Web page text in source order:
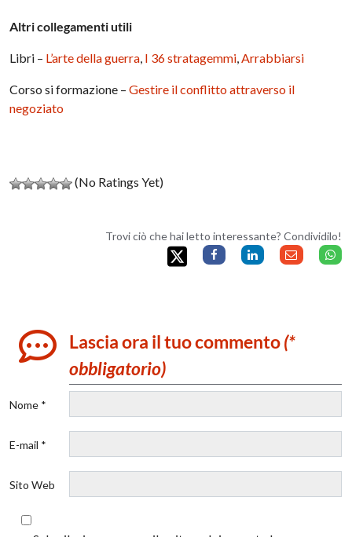
Altri collegamenti utili
Libri – L’arte della guerra, I 36 stratagemmi,Arrabbiarsi
Corso si formazione –Gestire il conflitto attraverso il
negoziato
(No Ratings Yet)
Trovi ciò che hai letto interessante? Condividilo!
Lascia ora il tuo commento(*
obbligatorio)
Nome *
E-mail *
Sito Web